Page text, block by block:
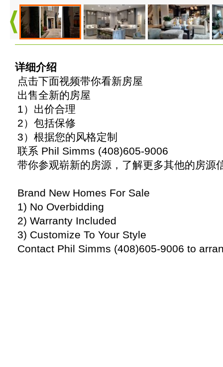
详细介绍
点击下面视频带你看新房屋
出售全新的房屋
1）出价合理
2）包括保修
3）根据您的风格定制
联系 Phil Simms (408)605-9006
带你参观崭新的房源，了解更多其他的房源
Brand New Homes For Sale
1) No Overbidding
2) Warranty Included
3) Customize To Your Style
Contact Phil Simms (408)605-9006 to